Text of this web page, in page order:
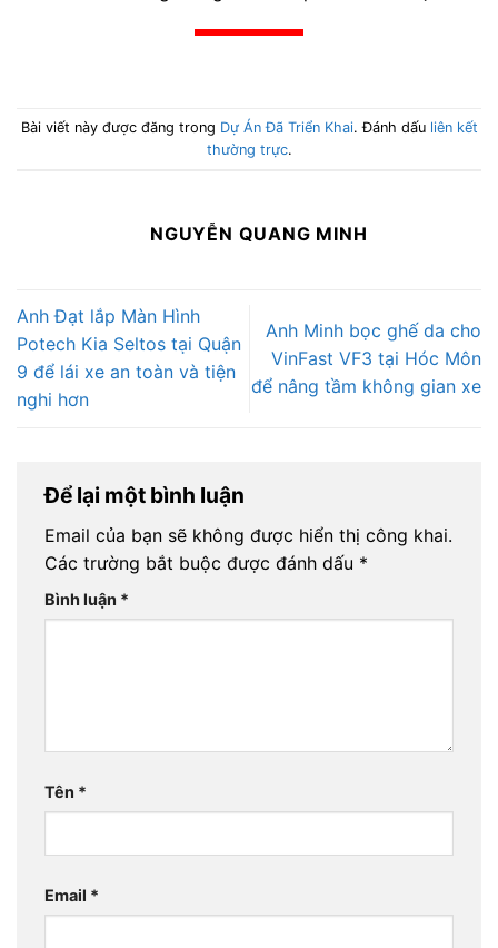
Bài viết này được đăng trong Dự Án Đã Triển Khai. Đánh dấu liên kết
thường trực.
NGUYỄN QUANG MINH
Anh Đạt lắp Màn Hình
Potech Kia Seltos tại Quận
9 để lái xe an toàn và tiện
nghi hơn
Anh Minh bọc ghế da cho
VinFast VF3 tại Hóc Môn
để nâng tầm không gian xe
Để lại một bình luận
Email của bạn sẽ không được hiển thị công khai.
Các trường bắt buộc được đánh dấu *
Bình luận *
Tên *
Email *